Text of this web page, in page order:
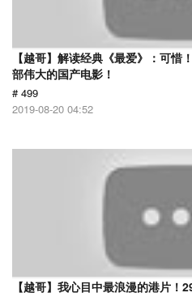
【越哥】解读经典《最爱》：可惜
部伟大的国产电影！
# 499
2019-08-20 04:52
【越哥】我心目中最浪漫的港片！